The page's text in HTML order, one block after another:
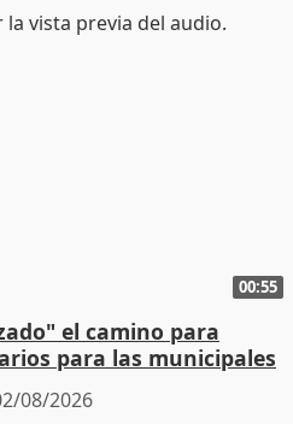
00:55
el camino para
para las municipales
08/2026